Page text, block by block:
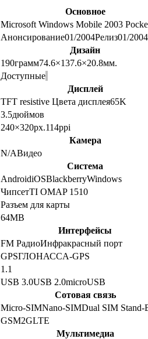
Основное
Microsoft Windows Mobile 2003
Анонсирование01/2004Релиз01/2004
Дизайн
190грамм74.6×137.6×20.8мм.
Доступные
Дисплей
TFT resistive Цвета дисплея65K
3.5дюймов
240×320px.114ppi
Камера
N/AВидео
Система
AndroidiOSBlackberryWindows
ЧипсетTI OMAP 1510
Разъем для карты
64MB
Интерфейсы
FM РадиоИнфракрасный порт
GPSГЛОНАССA-GPS
1.1
USB 3.0USB 2.0microUSB
Сотовая связь
Micro-SIMNano-SIMDual SIM Stand-
GSM2GLTE
Мультимедиа